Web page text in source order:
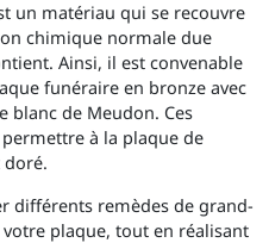
un matériau qui se recouvre
chimique normale due
Ainsi, il est convenable
funéraire en bronze avec
blanc de Meudon. Ces
à la plaque de
différents remèdes de grand-
plaque, tout en réalisant